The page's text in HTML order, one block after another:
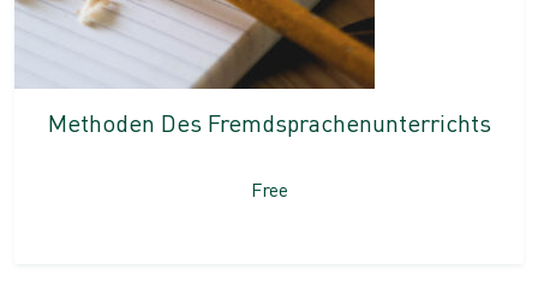
Methoden Des Fremdsprachenunterrichts
Free